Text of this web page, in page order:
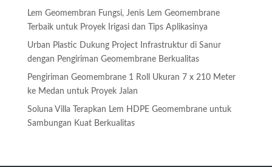
Lem Geomembran Fungsi, Jenis Lem Geomembrane
Terbaik untuk Proyek Irigasi dan Tips Aplikasinya
Urban Plastic Dukung Project Infrastruktur di Sanur
dengan Pengiriman Geomembrane Berkualitas
Pengiriman Geomembrane 1 Roll Ukuran 7 x 210 Meter
ke Medan untuk Proyek Jalan
Soluna Villa Terapkan Lem HDPE Geomembrane untuk
Sambungan Kuat Berkualitas